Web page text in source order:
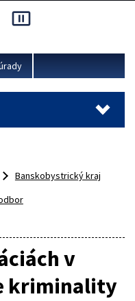
vnútra SR.
pause_presentation
Banskobystrický kraj
v
kriminality